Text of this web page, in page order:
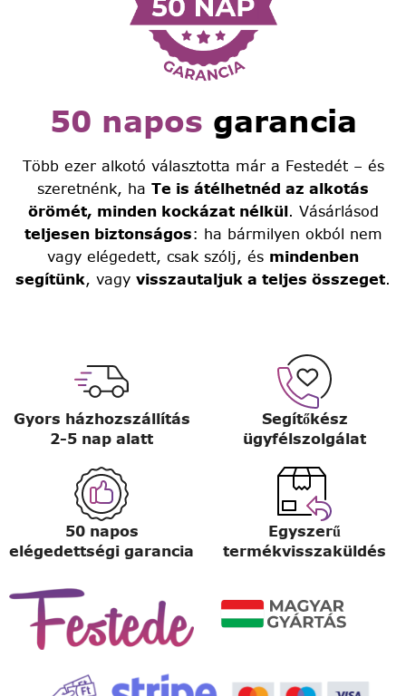
50 napos garancia
Több ezer alkotó választotta már a Festedét – és
szeretnénk, ha Te is átélhetnéd az alkotás
örömét, minden kockázat nélkül. Vásárlásod
teljesen biztonságos: ha bármilyen okból nem
vagy elégedett, csak szólj, és mindenben
segítünk, vagy visszautaljuk a teljes összeget.
Gyors házhozszállítás
2-5 nap alatt
Segítőkész
ügyfélszolgálat
50 napos
elégedettségi garancia
Egyszerű
termékvisszaküldés